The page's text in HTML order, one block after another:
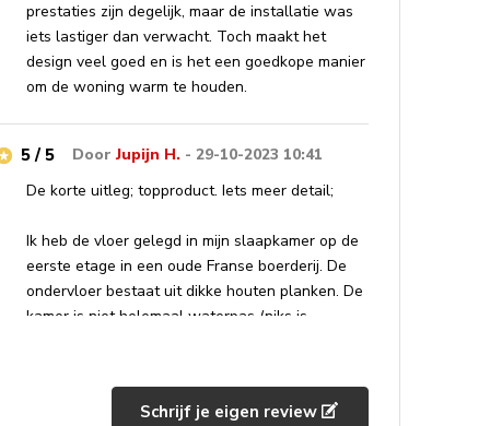
prestaties zijn degelijk, maar de installatie was
iets lastiger dan verwacht. Toch maakt het
design veel goed en is het een goedkope manier
om de woning warm te houden.
DoorJupijn H. - 29-10-2023 10:41
5 / 5
De korte uitleg; topproduct. Iets meer detail;
Ik heb de vloer gelegd in mijn slaapkamer op de
eerste etage in een oude Franse boerderij. De
ondervloer bestaat uit dikke houten planken. De
kamer is niet helemaal waterpas (niks is
Het leggen ging relatief eenvoudig, de dikke
Schrijf je eigen review